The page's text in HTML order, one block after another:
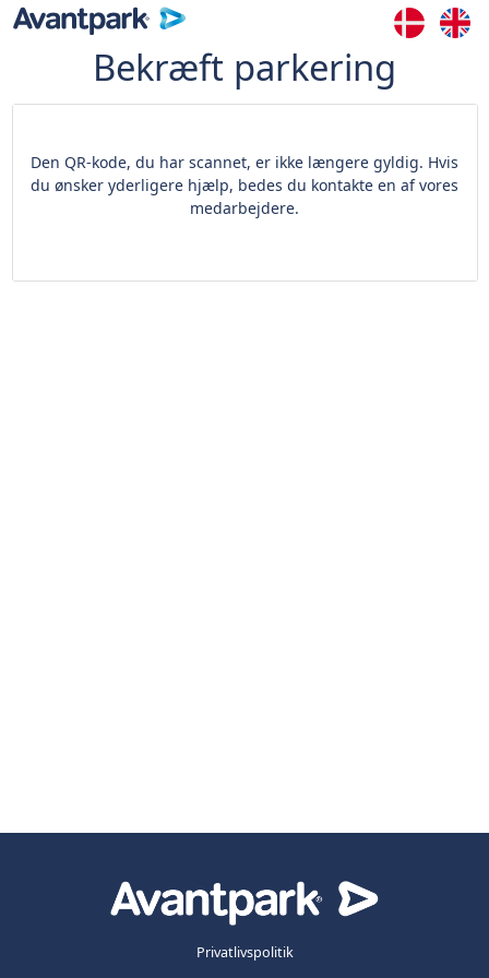
Bekræft parkering
Den QR-kode, du har scannet, er ikke længere gyldig. Hvis
du ønsker yderligere hjælp, bedes du kontakte en af vores
medarbejdere.
Privatlivspolitik